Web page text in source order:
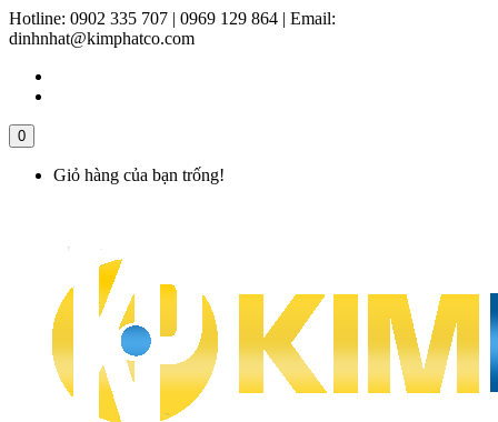
Hotline: 0902 335 707 | 0969 129 864 | Email:
dinhnhat@kimphatco.com
0
Giỏ hàng của bạn trống!